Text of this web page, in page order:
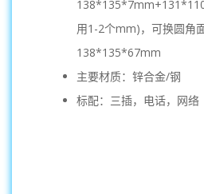
用1-2个mm)，可换圆角
138*135*67mm
主要材质：锌合金/钢
标配：三插，电话，网络